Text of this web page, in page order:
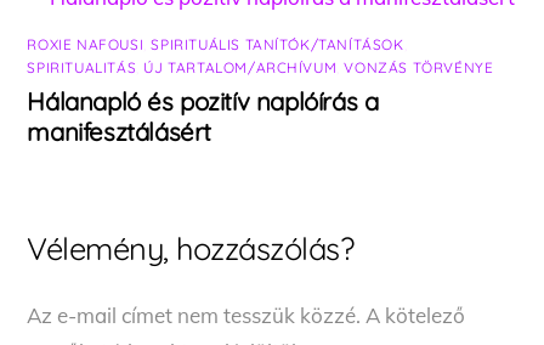
ROXIE NAFOUSI ,SPIRITUÁLIS TANÍTÓK/TANÍTÁSOK
SPIRITUALITÁS ÚJ TARTALOM/ARCHÍVUM ,VONZÁS TÖRVÉNYE
Hálanapló és pozitív naplóírás a
manifesztálásért
Vélemény, hozzászólás?
Az e-mail címet nem tesszük közzé. A kötelező